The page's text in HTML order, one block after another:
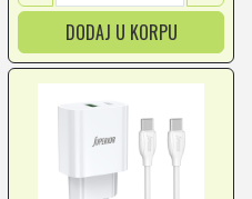
DODAJ U KORPU